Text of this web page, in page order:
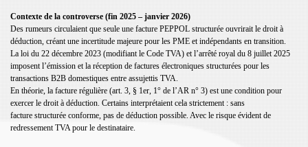
Contexte de la controverse (fin 2025 – janvier 2026)
Des rumeurs circulaient que seule une facture PEPPOL structurée ouvrirait le droit à
déduction, créant une incertitude majeure pour les PME et indépendants en transition.
La loi du 22 décembre 2023 (modifiant le Code TVA) et l’arrêté royal du 8 juillet 2025
imposent l’émission et la réception de factures électroniques structurées pour les
transactions B2B domestiques entre assujettis TVA.
En théorie, la facture régulière (art. 3, § 1er, 1° de l’AR n° 3) est une condition pour
exercer le droit à déduction. Certains interprétaient cela strictement : sans
facture structurée conforme, pas de déduction possible. Avec le risque évident de
redressement TVA pour le destinataire.